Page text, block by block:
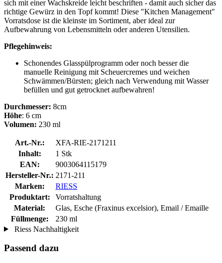
sich mit einer Wachskreide leicht beschriften - damit auch sicher das
richtige Gewürz in den Topf kommt! Diese "Kitchen Management"
Vorratsdose ist die kleinste im Sortiment, aber ideal zur
Aufbewahrung von Lebensmitteln oder anderen Utensilien.
Pflegehinweis:
Schonendes Glasspülprogramm oder noch besser die
manuelle Reinigung mit Scheuercremes und weichen
Schwämmen/Bürsten; gleich nach Verwendung mit Wasser
befüllen und gut getrocknet aufbewahren!
Durchmesser: 8cm
Höhe: 6 cm
Volumen: 230 ml
Art.-Nr.:
XFA-RIE-2171211
Inhalt:
1 Stk
EAN:
9003064115179
Hersteller-Nr.: 2171-211
Marken:
RIESS
Produktart:
Vorratshaltung
Material:
Glas, Esche (Fraxinus excelsior), Email / Emaille
Füllmenge:
230 ml
Riess Nachhaltigkeit
Passend dazu